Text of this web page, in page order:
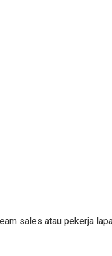
sales atau pekerja